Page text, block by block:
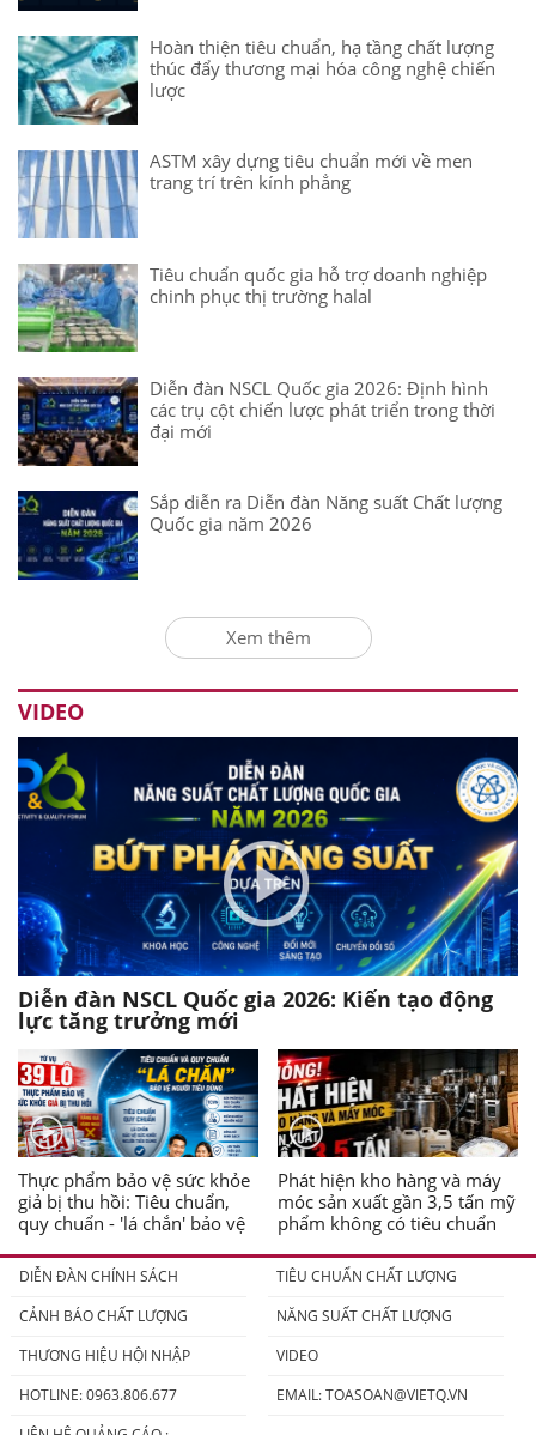
Hoàn thiện tiêu chuẩn, hạ tầng chất lượng
thúc đẩy thương mại hóa công nghệ chiến
lược
ASTM xây dựng tiêu chuẩn mới về men
trang trí trên kính phẳng
Tiêu chuẩn quốc gia hỗ trợ doanh nghiệp
chinh phục thị trường halal
Diễn đàn NSCL Quốc gia 2026: Định hình
các trụ cột chiến lược phát triển trong thời
đại mới
Sắp diễn ra Diễn đàn Năng suất Chất lượng
Quốc gia năm 2026
Xem thêm
VIDEO
Diễn đàn NSCL Quốc gia 2026: Kiến tạo động
lực tăng trưởng mới
Thực phẩm bảo vệ sức khỏe
giả bị thu hồi: Tiêu chuẩn,
quy chuẩn - 'lá chắn' bảo vệ
Phát hiện kho hàng và máy
móc sản xuất gần 3,5 tấn mỹ
phẩm không có tiêu chuẩn
DIỄN ĐÀN CHÍNH SÁCH
TIÊU CHUẨN CHẤT LƯỢNG
CẢNH BÁO CHẤT LƯỢNG
NĂNG SUẤT CHẤT LƯỢNG
THƯƠNG HIỆU HỘI NHẬP
VIDEO
HOTLINE: 0963.806.677
EMAIL:TOASOAN@VIETQ.VN